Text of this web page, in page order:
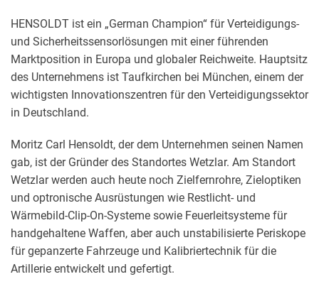
HENSOLDT ist ein „German Champion“ für Verteidigungs-
und Sicherheitssensorlösungen mit einer führenden
Marktposition in Europa und globaler Reichweite. Hauptsitz
des Unternehmens ist Taufkirchen bei München, einem der
wichtigsten Innovationszentren für den Verteidigungssektor
in Deutschland.
Moritz Carl Hensoldt, der dem Unternehmen seinen Namen
gab, ist der Gründer des Standortes Wetzlar. Am Standort
Wetzlar werden auch heute noch Zielfernrohre, Zieloptiken
und optronische Ausrüstungen wie Restlicht- und
Wärmebild-Clip-On-Systeme sowie Feuerleitsysteme für
handgehaltene Waffen, aber auch unstabilisierte Periskope
für gepanzerte Fahrzeuge und Kalibriertechnik für die
Artillerie entwickelt und gefertigt.